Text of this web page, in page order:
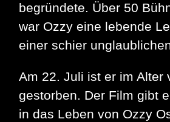
begründete. Über 50
war Ozzy eine lebende
einer schier
Am 22. Juli ist er im Alter
gestorben. Der Film gibt
in das Leben von Ozzy